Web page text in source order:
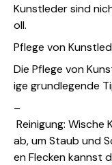
Kunstleder sind
oll.
Pflege von
Die Pflege von
ige grundlegende
–
Reinigung:
ab, um Staub und
en Flecken kannst